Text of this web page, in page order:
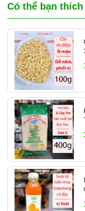
Chế biến:
dầu hào,
ngon.
---------------
THÔNG TIN VỀ
Gia Vị Út Xinh
chuyên cung
phẩm khô và
cao chonhà
bếp gia đình
thị trường.
Có thể bạn thích